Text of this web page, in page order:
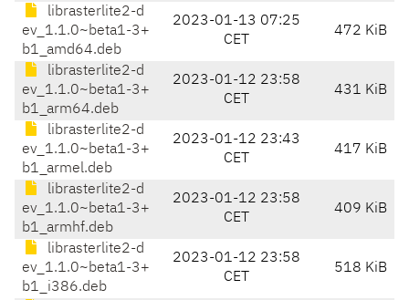
librasterlite2-d
ev_1.1.0~beta1-3+
b1_amd64.deb
2023-01-13 07:25
CET
472 KiB
librasterlite2-d
ev_1.1.0~beta1-3+
b1_arm64.deb
2023-01-12 23:58
CET
431 KiB
librasterlite2-d
ev_1.1.0~beta1-3+
b1_armel.deb
2023-01-12 23:43
CET
417 KiB
librasterlite2-d
ev_1.1.0~beta1-3+
b1_armhf.deb
2023-01-12 23:58
CET
409 KiB
librasterlite2-d
ev_1.1.0~beta1-3+
b1_i386.deb
2023-01-12 23:58
CET
518 KiB